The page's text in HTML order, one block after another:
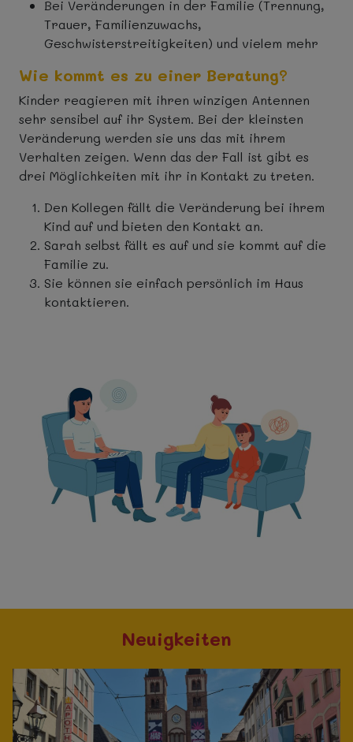
Bei Veränderungen in der Familie (Trennung,
Trauer, Familienzuwachs,
Geschwisterstreitigkeiten) und vielem mehr
Wie kommt es zu einer Beratung?
Kinder reagieren mit ihren winzigen Antennen
sehr sensibel auf ihr System. Bei der kleinsten
Veränderung werden sie uns das mit ihrem
Verhalten zeigen. Wenn das der Fall ist gibt es
drei Möglichkeiten mit ihr in Kontakt zu treten.
Den Kollegen fällt die Veränderung bei ihrem
Kind auf und bieten den Kontakt an.
Sarah selbst fällt es auf und sie kommt auf die
Familie zu.
Sie können sie einfach persönlich im Haus
kontaktieren.
Letzer
Neuigkeiten